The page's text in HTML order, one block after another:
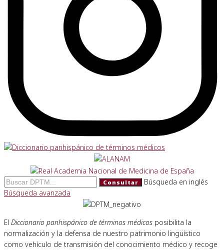
Consultar
Búsqueda en inglés
Búsqueda avanzada
El Diccionario panhispánico de términos médicos posibilita la
normalización y la defensa de nuestro patrimonio lingüístico
como vehículo de transmisión del conocimiento médico y recoge